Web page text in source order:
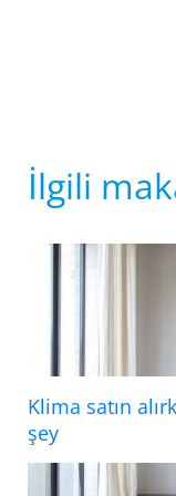
İlgili
Klima satın
şey